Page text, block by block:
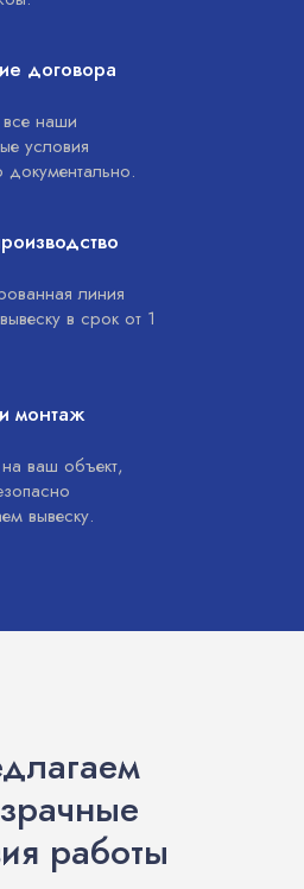
договора
наши
условия
линия
в срок от 1
монтаж
ваш объект,
вывеску.
работы